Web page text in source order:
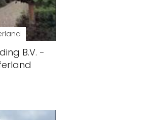
B.V. -